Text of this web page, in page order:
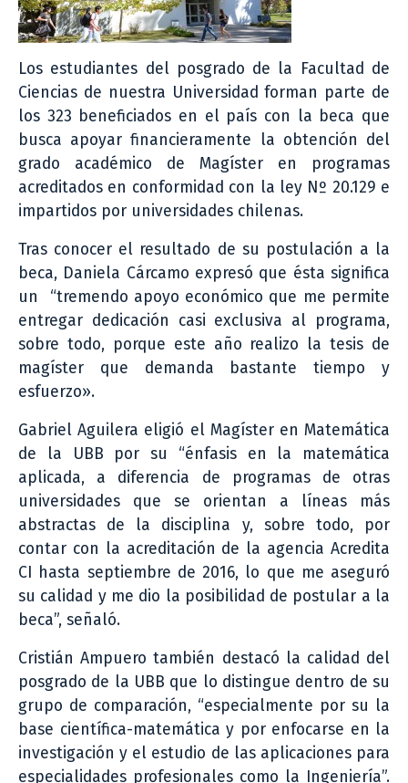
Los estudiantes del posgrado de la Facultad de
Ciencias de nuestra Universidad forman parte de
los 323 beneficiados en el país con la beca que
busca apoyar financieramente la obtención del
grado académico de Magíster en programas
acreditados en conformidad con la ley Nº 20.129 e
impartidos por universidades chilenas.
Tras conocer el resultado de su postulación a la
beca, Daniela Cárcamo expresó que ésta significa
un “tremendo apoyo económico que me permite
entregar dedicación casi exclusiva al programa,
sobre todo, porque este año realizo la tesis de
magíster que demanda bastante tiempo y
esfuerzo».
Gabriel Aguilera eligió el Magíster en Matemática
de la UBB por su “énfasis en la matemática
aplicada, a diferencia de programas de otras
universidades que se orientan a líneas más
abstractas de la disciplina y, sobre todo, por
contar con la acreditación de la agencia Acredita
CI hasta septiembre de 2016, lo que me aseguró
su calidad y me dio la posibilidad de postular a la
beca”, señaló.
Cristián Ampuero también destacó la calidad del
posgrado de la UBB que lo distingue dentro de su
grupo de comparación, “especialmente por su la
base científica-matemática y por enfocarse en la
investigación y el estudio de las aplicaciones para
especialidades profesionales como la Ingeniería”.